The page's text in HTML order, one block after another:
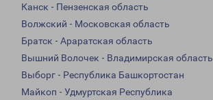
Канск - Пензенская область
Волжский - Московская область
Братск - Араратская область
Вышний Волочек - Владимирская область
Выборг - Республика Башкортостан
Майкоп - Удмуртская Республика